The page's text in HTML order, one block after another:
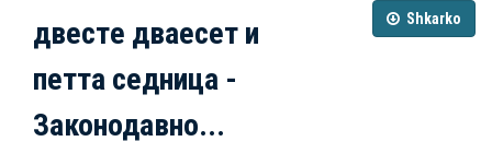
Shkarko
двестe дваесет и
петта седница -
Законодавно...